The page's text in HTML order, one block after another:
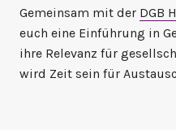
Gemeinsam mit der DGB
euch eine Einführung in
ihre Relevanz für
wird Zeit sein für